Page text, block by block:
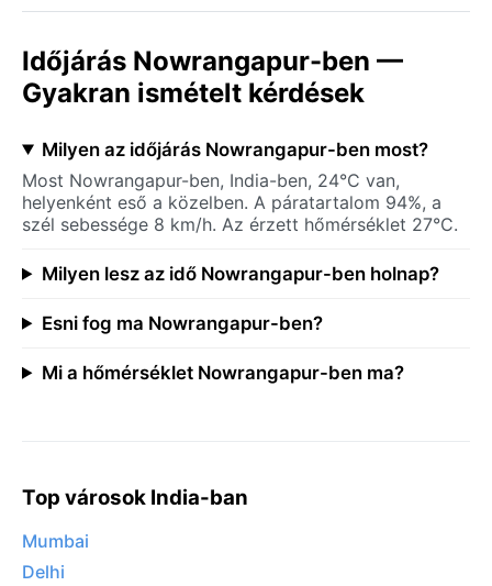
Időjárás Nowrangapur-ben —
Gyakran ismételt kérdések
Milyen az időjárás Nowrangapur-ben most?
Most Nowrangapur-ben, India-ben, 24°C van,
helyenként eső a közelben. A páratartalom 94%, a
szél sebessége 8 km/h. Az érzett hőmérséklet 27°C.
Milyen lesz az idő Nowrangapur-ben holnap?
Esni fog ma Nowrangapur-ben?
Mi a hőmérséklet Nowrangapur-ben ma?
Top városok India-ban
Mumbai
Delhi